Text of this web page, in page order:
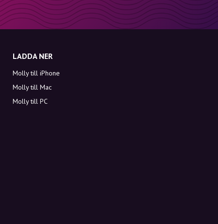
LADDA NER
Molly till iPhone
Molly till Mac
Molly till PC